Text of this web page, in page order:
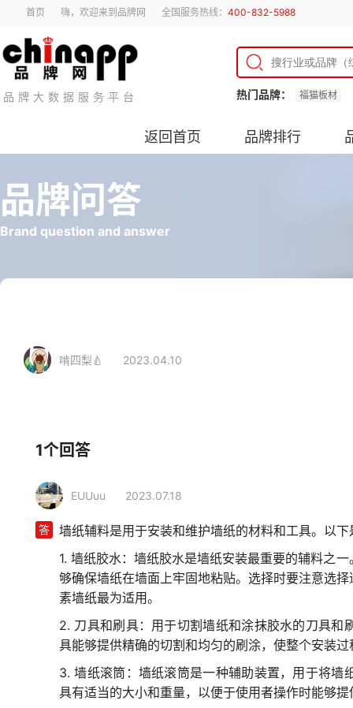
首页 嗨，欢迎来到品牌网 全国服务热线： 400-832-5988
品牌大数据服务平台 热门品牌： 福猫板材
返回首页 品牌排行
品牌问答
Brand question and answer
啃四梨🍐 2023.04.10
1个回答
EUUuu 2023.07.18
答
墙纸辅料是用于安装和维护墙纸的材料和工具。以
1. 墙纸胶水：墙纸胶水是墙纸安装最重要的辅料之
够确保墙纸在墙面上牢固地粘贴。选择时要注意选
素墙纸最为适用。
2. 刀具和刷具：用于切割墙纸和涂抹胶水的刀具
具能够提供精确的切割和均匀的刷涂，使整个安装
3. 墙纸滚筒：墙纸滚筒是一种辅助装置，用于将
具有适当的大小和重量，以便于使用者操作时能够